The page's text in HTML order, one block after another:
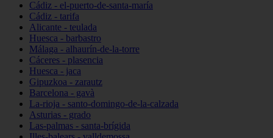
Cádiz - el-puerto-de-santa-maría
Cádiz - tarifa
Alicante - teulada
Huesca - barbastro
Málaga - alhaurín-de-la-torre
Cáceres - plasencia
Huesca - jaca
Gipuzkoa - zarautz
Barcelona - gavà
La-rioja - santo-domingo-de-la-calzada
Asturias - grado
Las-palmas - santa-brígida